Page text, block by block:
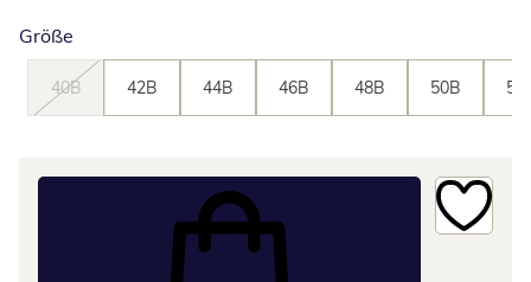
Größe
40B 42B 44B 46B 48B 50B